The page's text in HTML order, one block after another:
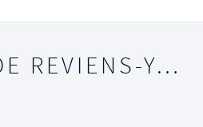
REVIENS-Y…